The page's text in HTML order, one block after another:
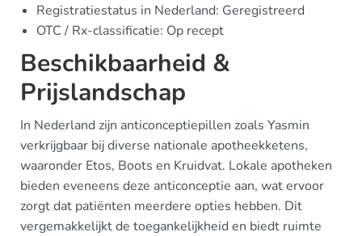
Registratiestatus in Nederland: Geregistreerd
OTC / Rx-classificatie: Op recept
Beschikbaarheid &
Prijslandschap
In Nederland zijn anticonceptiepillen zoals Yasmin
verkrijgbaar bij diverse nationale apotheekketens,
waaronder Etos, Boots en Kruidvat. Lokale apotheken
bieden eveneens deze anticonceptie aan, wat ervoor
zorgt dat patiënten meerdere opties hebben. Dit
vergemakkelijkt de toegankelijkheid en biedt ruimte